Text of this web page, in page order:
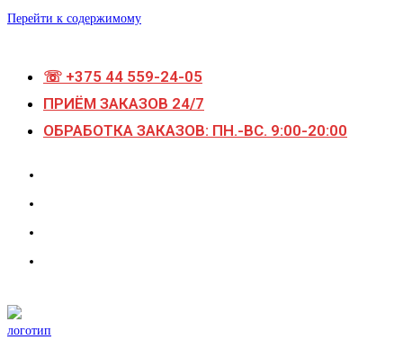
Перейти к содержимому
☏ +375 44 559-24-05
ПРИЁМ ЗАКАЗОВ 24/7
ОБРАБОТКА ЗАКАЗОВ: ПН.-ВС. 9:00-20:00